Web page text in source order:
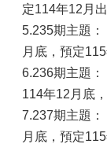
定114年12月
5.235期主題
月底，預定
6.236期主題：
114年12月底
7.237期主題
月底，預定